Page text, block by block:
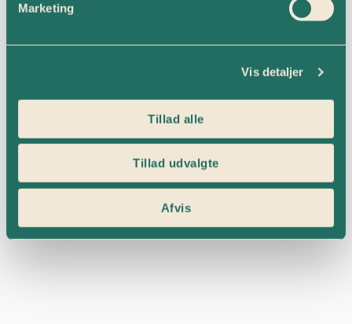
Marketing
Vis detaljer
Tillad alle
Tillad udvalgte
Afvis